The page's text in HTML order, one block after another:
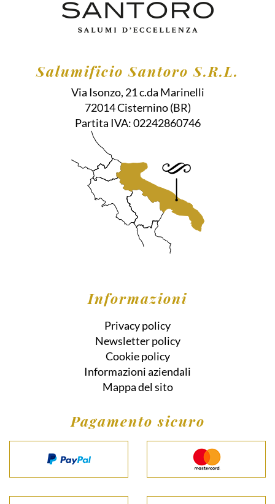
Salumificio Santoro S.R.L.
Via Isonzo, 21 c.da Marinelli
72014Cisternino (BR)
Partita IVA:02242860746
Informazioni
Privacy policy
Newsletter policy
Cookie policy
Informazioni aziendali
Mappa del sito
Pagamento sicuro